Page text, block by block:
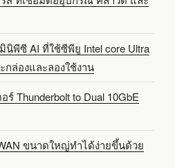
นิพีซี AI ที่ใช้ซีพียู Intel core Ultra
กล่องและลองใช้งาน
Thunderbolt to Dual 10GbE
ขนาดใหญ่ทำได้ง่ายขึ้นด้วย